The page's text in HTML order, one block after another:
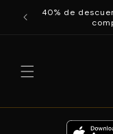
directamenteTe